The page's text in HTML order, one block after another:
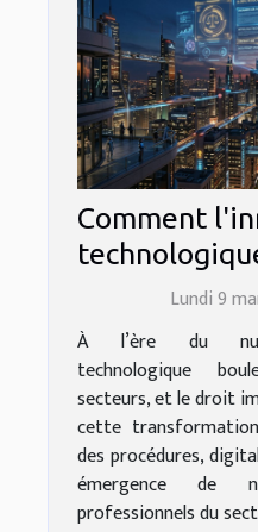
Comment
t-elle le droit
Lundi 9
À l’ère du
technologique
secteurs, et le droit
cette
des procédures,
émergence de
professionnels du